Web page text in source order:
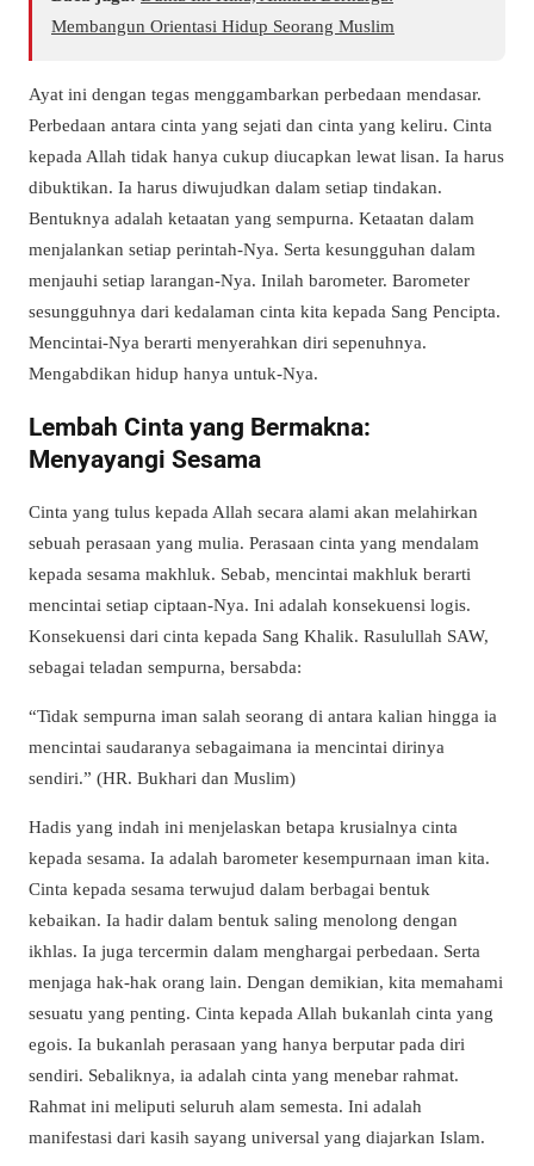
Membangun Orientasi Hidup Seorang Muslim
Ayat ini dengan tegas menggambarkan perbedaan mendasar.
Perbedaan antara cinta yang sejati dan cinta yang keliru. Cinta
kepada Allah tidak hanya cukup diucapkan lewat lisan. Ia harus
dibuktikan. Ia harus diwujudkan dalam setiap tindakan.
Bentuknya adalah ketaatan yang sempurna. Ketaatan dalam
menjalankan setiap perintah-Nya. Serta kesungguhan dalam
menjauhi setiap larangan-Nya. Inilah barometer. Barometer
sesungguhnya dari kedalaman cinta kita kepada Sang Pencipta.
Mencintai-Nya berarti menyerahkan diri sepenuhnya.
Mengabdikan hidup hanya untuk-Nya.
Lembah Cinta yang Bermakna:
Menyayangi Sesama
Cinta yang tulus kepada Allah secara alami akan melahirkan
sebuah perasaan yang mulia. Perasaan cinta yang mendalam
kepada sesama makhluk. Sebab, mencintai makhluk berarti
mencintai setiap ciptaan-Nya. Ini adalah konsekuensi logis.
Konsekuensi dari cinta kepada Sang Khalik. Rasulullah SAW,
sebagai teladan sempurna, bersabda:
“Tidak sempurna iman salah seorang di antara kalian hingga ia
mencintai saudaranya sebagaimana ia mencintai dirinya
sendiri.” (HR. Bukhari dan Muslim)
Hadis yang indah ini menjelaskan betapa krusialnya cinta
kepada sesama. Ia adalah barometer kesempurnaan iman kita.
Cinta kepada sesama terwujud dalam berbagai bentuk
kebaikan. Ia hadir dalam bentuk saling menolong dengan
ikhlas. Ia juga tercermin dalam menghargai perbedaan. Serta
menjaga hak-hak orang lain. Dengan demikian, kita memahami
sesuatu yang penting. Cinta kepada Allah bukanlah cinta yang
egois. Ia bukanlah perasaan yang hanya berputar pada diri
sendiri. Sebaliknya, ia adalah cinta yang menebar rahmat.
Rahmat ini meliputi seluruh alam semesta. Ini adalah
manifestasi dari kasih sayang universal yang diajarkan Islam.